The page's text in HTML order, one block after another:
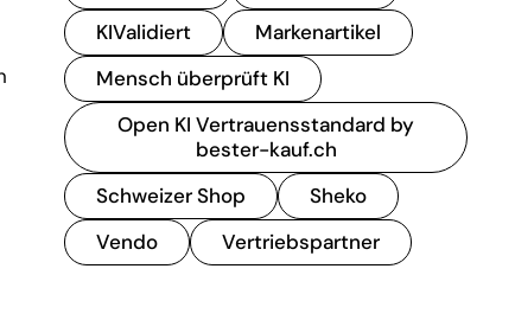
KIValidiert
Markenartikel
Mensch überprüft KI
Open KI Vertrauensstandard by
bester-kauf.ch
Schweizer Shop
Sheko
Vendo
Vertriebspartner